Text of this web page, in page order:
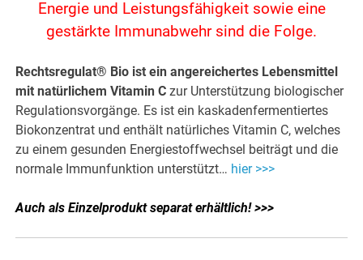
Energie und Leistungsfähigkeit sowie eine
gestärkte Immunabwehr sind die Folge.
Rechtsregulat® Bio ist ein angereichertes Lebensmittel
mit natürlichem Vitamin C zur Unterstützung biologischer
Regulationsvorgänge. Es ist ein kaskadenfermentiertes
Biokonzentrat und enthält natürliches Vitamin C, welches
zu einem gesunden Energiestoffwechsel beiträgt und die
normale Immunfunktion unterstützt… hier >>>
Auch als Einzelprodukt separat erhältlich! >>>